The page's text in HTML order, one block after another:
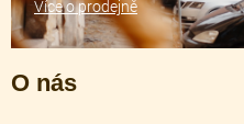
O nás
Více o prodejně